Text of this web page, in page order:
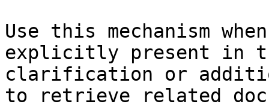
Use this mechanism
explicitly present in
clarification or